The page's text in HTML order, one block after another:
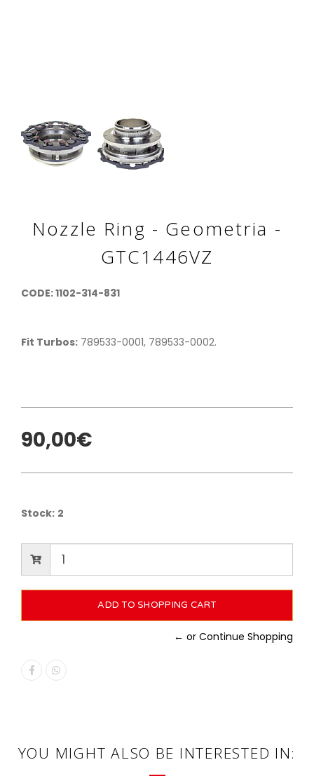
Nozzle Ring - Geometria -
GTC1446VZ
CODE: 1102-314-831
Fit Turbos: 789533-0001, 789533-0002.
90,00€
Stock: 2
← or Continue Shopping
YOU MIGHT ALSO BE INTERESTED IN: